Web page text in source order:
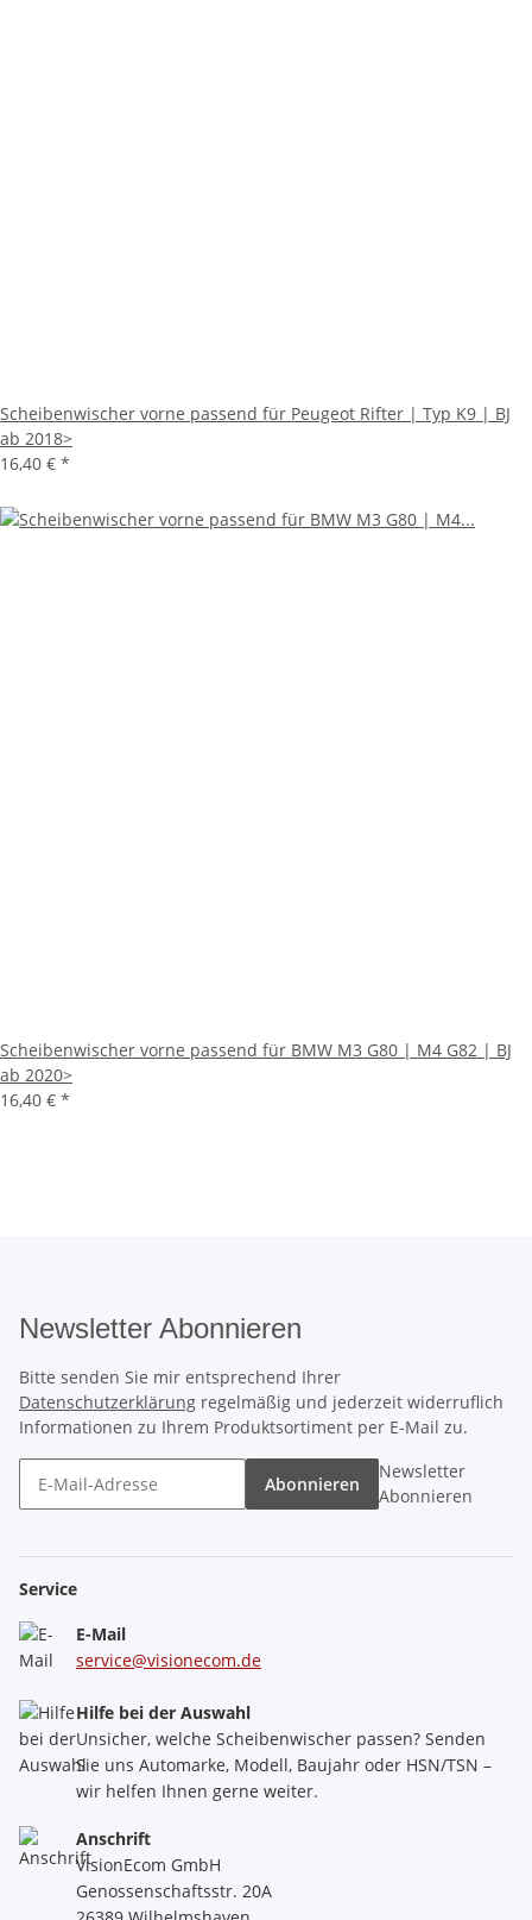
Scheibenwischer vorne passend für Peugeot Rifter | Typ K9 | BJ
ab 2018>
16,40 € *
Scheibenwischer vorne passend für BMW M3 G80 | M4 G82 | BJ
ab 2020>
16,40 € *
Newsletter Abonnieren
Bitte senden Sie mir entsprechend Ihrer
Datenschutzerklärung regelmäßig und jederzeit widerruflich
Informationen zu Ihrem Produktsortiment per E-Mail zu.
Abonnieren
Newsletter
Abonnieren
Service
E-Mail
service@visionecom.de
Hilfe bei der Auswahl
Unsicher, welche Scheibenwischer passen? Senden
Sie uns Automarke, Modell, Baujahr oder HSN/TSN –
wir helfen Ihnen gerne weiter.
Anschrift
VisionEcom GmbH
Genossenschaftsstr. 20A